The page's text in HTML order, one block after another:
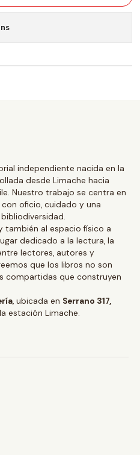
independiente nacida en la
desde Limache hacia
Nuestro trabajo se centra en
oficio, cuidado y una
también al espacio físico a
dedicado a la lectura, la
lectores, autores y
que los libros no son
compartidas que construyen
, ubicada en Serrano 317,
estación Limache.